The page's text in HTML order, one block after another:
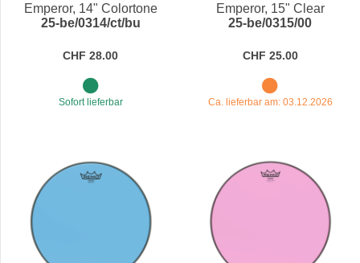
Emperor, 14" Colortone
Blue
25-be/0314/ct/bu
CHF 28.00
Sofort lieferbar
Emperor, 15" Clear
25-be/0315/00
CHF 25.00
Ca. lieferbar am: 03.12.2026